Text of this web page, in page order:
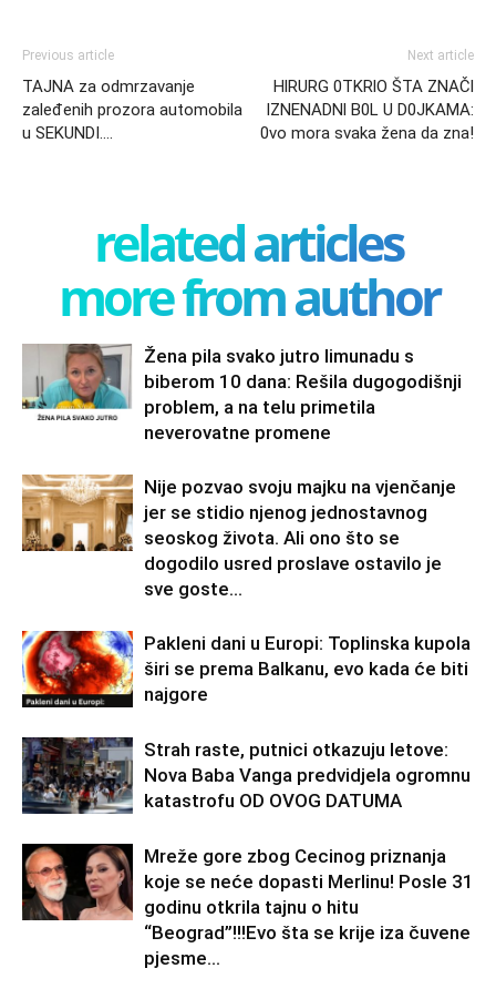
Previous article
TAJNA za odmrzavanje
zaleđenih prozora automobila
u SEKUNDI….
Next article
HlRURG 0TKRlO ŠTA ZNAČl
lZNENADNl B0L U D0JKAMA:
0vo mora svaka žena da zna!
related articles
more from author
Žena pila svako jutro limunadu s
biberom 10 dana: Rešila dugogodišnji
problem, a na telu primetila
neverovatne promene
Nije pozvao svoju majku na vjenčanje
jer se stidio njenog jednostavnog
seoskog života. Ali ono što se
dogodilo usred proslave ostavilo je
sve goste...
Pakleni dani u Europi: Toplinska kupola
širi se prema Balkanu, evo kada će biti
najgore
Strah raste, putnici otkazuju letove:
Nova Baba Vanga predvidjela ogromnu
katastrofu OD OVOG DATUMA
Mreže gore zbog Cecinog priznanja
koje se neće dopasti Merlinu! Posle 31
godinu otkrila tajnu o hitu
“Beograd”!!!Evo šta se krije iza čuvene
pjesme...